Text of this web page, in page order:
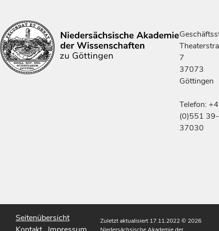
7
37073
Göttingen
Telefon:
(0)551 39-
37030
Seitenübersicht
Zuletzt aktualisiert 17.11.2022© 2026